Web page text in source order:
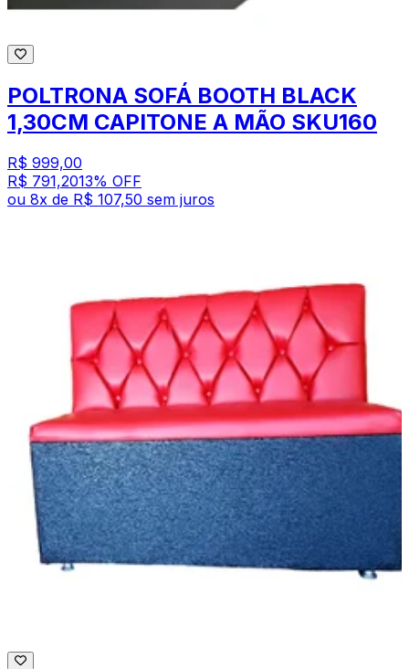
POLTRONA SOFÁ BOOTH BLACK
1,30CM CAPITONE A MÃO SKU160
R$ 999,00
R$ 791,2013% OFF
ou 8x de R$ 107,50 sem juros